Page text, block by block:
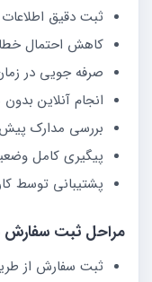
ثبت دقیق اطلاعات
کاهش احتمال خطا
صرفه جویی در
انجام آنلاین
بررسی مدارک
پیگیری کامل
پشتیبانی توسط
مراحل ثبت سفارش
ثبت سفارش از